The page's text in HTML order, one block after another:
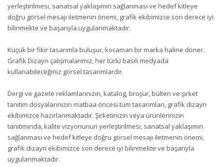
yerleştirilmesi, sanatsal yaklaşımın sağlanması ve hedef kitleye
doğru görsel mesajı iletmenin önemi, grafik ekibimizce son derece iyi
bilinmekte ve başarıyla uygulanmaktadır.
Küçük bir fikir tasarımla buluşur, kocaman bir marka haline döner.
Grafik Dizayn çalışmalarımız, her türlü basılı medyada
kullanabileceğiniz görsel tasarımlardır.
Dergi ve gazete reklamlarınızın, katalog, broşür, bülten ve şirket
tanıtım dosyalarınızın matbaa öncesi tüm tasarımları, grafik dizayn
ekibimizce hazırlanmaktadır. Şirketinizin veya ürünlerinizin
tanıtımında, kalite vizyonunun yerleştirilmesi, sanatsal yaklaşımın
sağlanması ve hedef kitleye doğru görsel mesajı iletmenin önemi,
grafik dizayn ekibimizce son derece iyi bilinmekte ve başarıyla
uygulanmaktadır.